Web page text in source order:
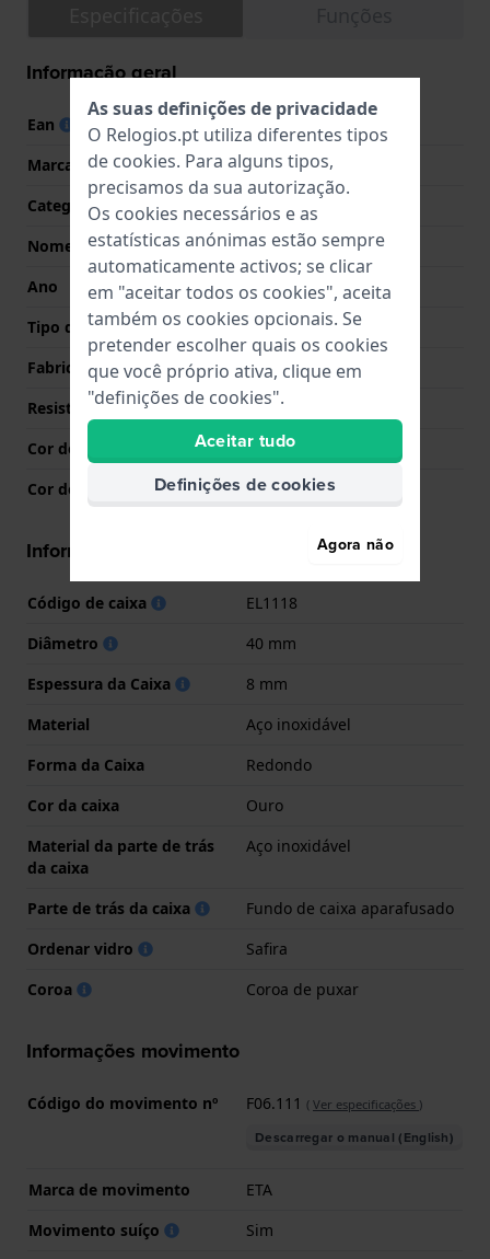
Informação geral
Ean
7630020612179
Marca
Maurice Lacroix
Categoria
Les Historiques
Nome
Eliros Sunshine
Ano
2022 Primavera / Verão
Tipo de Mostrador
Analógico
Fabricado na Suíça
Sim
Resistência à Água
5 Bar (duche)
Cor do mostrador
Ouro
Cor dos ponteiros (h,m,s)
Ouro, Ouro, Ouro
Informações caixa
Código de caixa
EL1118
Diâmetro
40 mm
Espessura da Caixa
8 mm
Material
Aço inoxidável
Forma da Caixa
Redondo
Cor da caixa
Ouro
Material da parte de trás
da caixa
Aço inoxidável
Parte de trás da caixa
Fundo de caixa aparafusado
Ordenar vidro
Safira
Coroa
Coroa de puxar
Informações movimento
Código do movimento nº F06.111 ( Ver especificações )
Descarregar o manual (English)
Marca de movimento
ETA
Movimento suíço
Sim
As suas definições de privacidade
O Relogios.pt utiliza diferentes tipos
de cookies. Para alguns tipos,
precisamos da sua autorização.
Os cookies necessários e as
estatísticas anónimas estão sempre
automaticamente activos; se clicar
em "aceitar todos os cookies", aceita
também os cookies opcionais. Se
pretender escolher quais os cookies
que você próprio ativa, clique em
"definições de cookies".
Aceitar tudo
Definições de cookies
Agora não